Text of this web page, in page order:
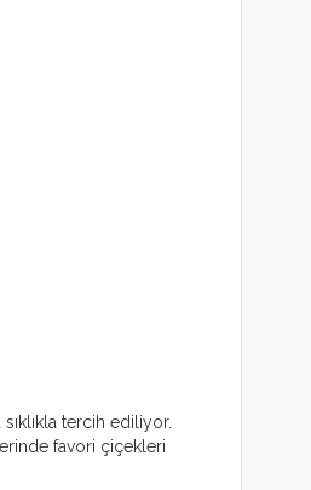
tercih ediliyor.
favori çiçekleri